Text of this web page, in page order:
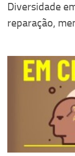
Diversidade
reparação,